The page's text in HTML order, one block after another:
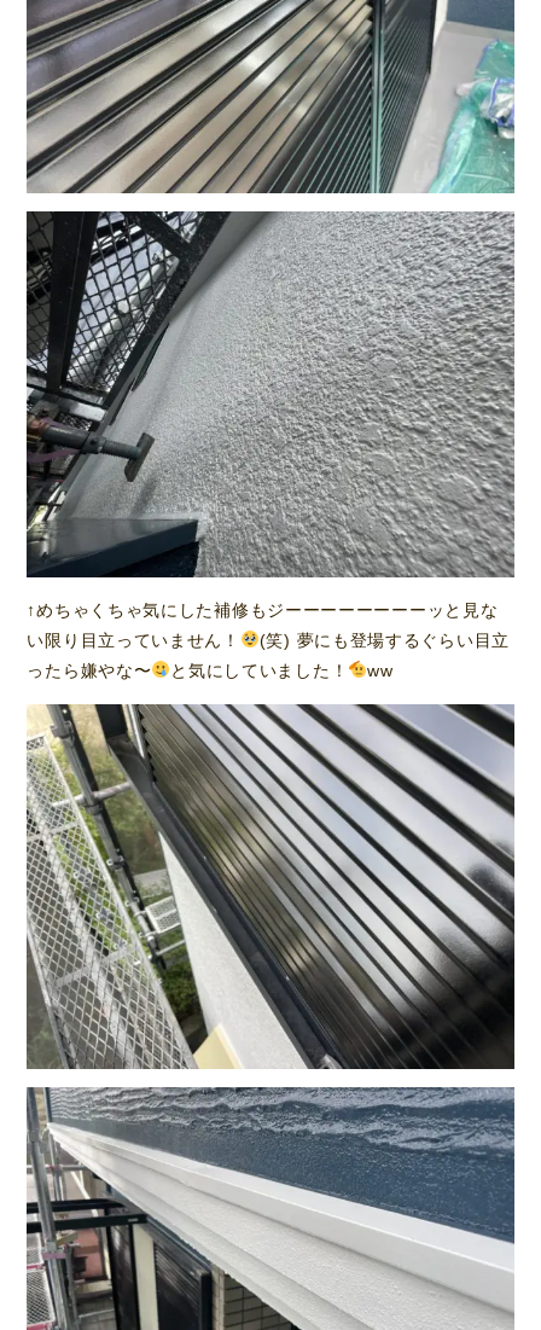
↑めちゃくちゃ気にした補修もジーーーーーーーーッと見な
い限り目立っていません！
(笑) 夢にも登場するぐらい目立
ったら嫌やな〜
と気にしていました！ ww